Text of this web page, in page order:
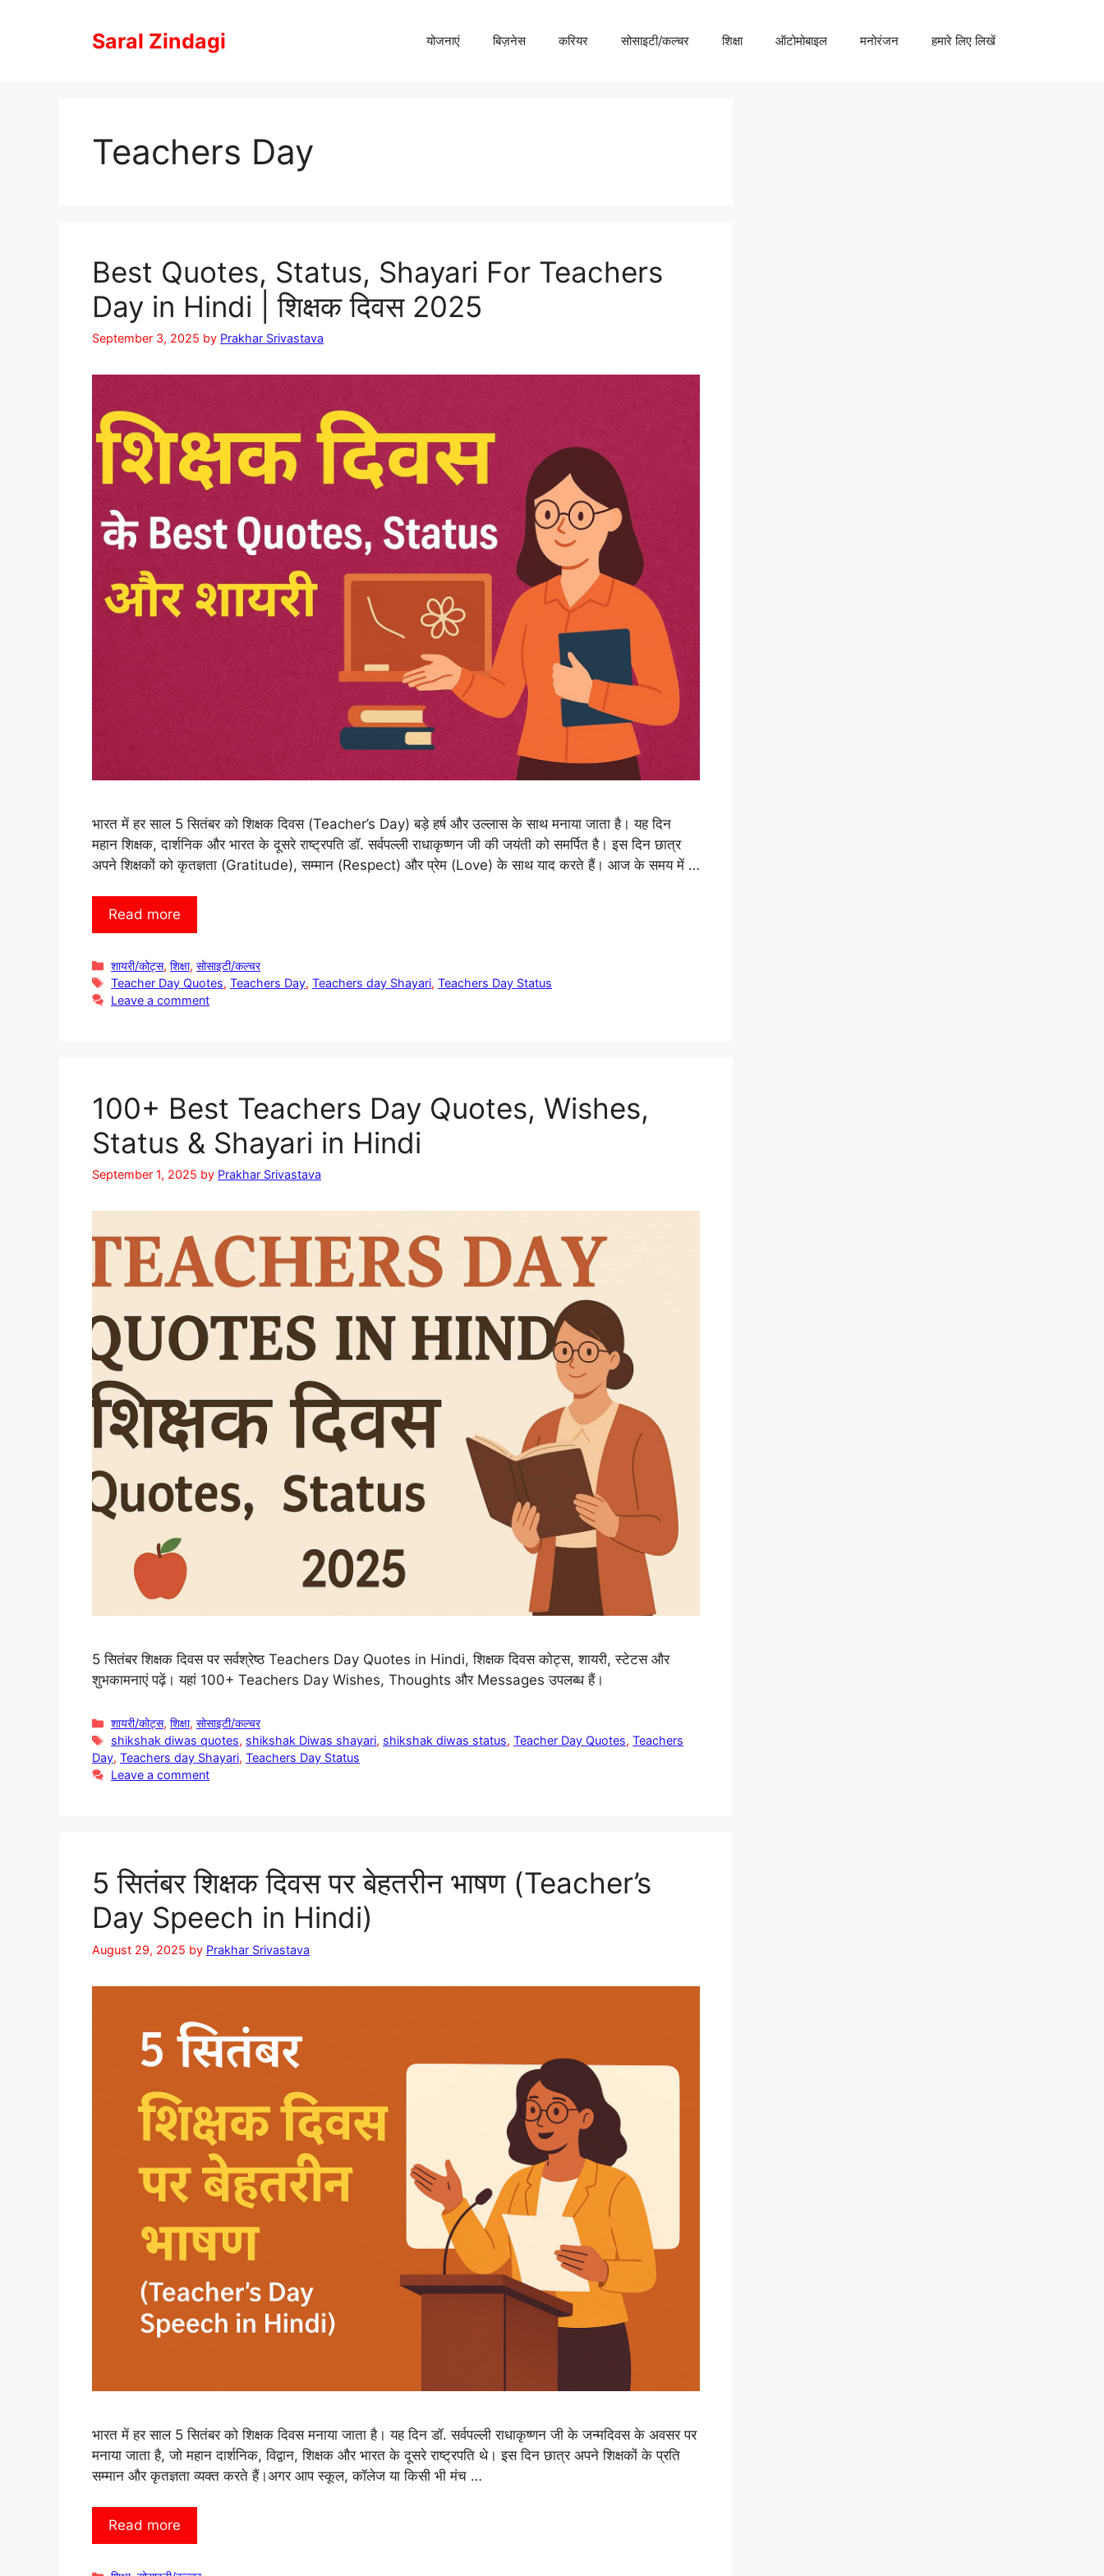
Saral Zindagi योजनाएं बिज़नेस करियर सोसाइटी/कल्चर शिक्षा ऑटोमोबाइल मनोरंजन हमारे लिए लिखें
Teachers Day
Best Quotes, Status, Shayari For Teachers
Day in Hindi | शिक्षक दिवस 2025
September 3, 2025 by Prakhar Srivastava
भारत में हर साल 5 सितंबर को शिक्षक दिवस (Teacher’s Day) बड़े हर्ष और उल्लास के साथ मनाया जाता है। यह दिन
महान शिक्षक, दार्शनिक और भारत के दूसरे राष्ट्रपति डॉ. सर्वपल्ली राधाकृष्णन जी की जयंती को समर्पित है। इस दिन छात्र
अपने शिक्षकों को कृतज्ञता (Gratitude), सम्मान (Respect) और प्रेम (Love) के साथ याद करते हैं। आज के समय में …
Read more
Categories
शायरी/कोट्स,शिक्षा,सोसाइटी/कल्चर
Tags
Teacher Day Quotes,Teachers Day,Teachers day Shayari,Teachers Day Status
Leave a comment
100+ Best Teachers Day Quotes, Wishes,
Status & Shayari in Hindi
September 1, 2025 by Prakhar Srivastava
5 सितंबर शिक्षक दिवस पर सर्वश्रेष्ठ Teachers Day Quotes in Hindi, शिक्षक दिवस कोट्स, शायरी, स्टेटस और
शुभकामनाएं पढ़ें। यहां 100+ Teachers Day Wishes, Thoughts और Messages उपलब्ध हैं।
Categories
शायरी/कोट्स,शिक्षा,सोसाइटी/कल्चर
Tags
shikshak diwas quotes, shikshak Diwas shayari, shikshak diwas status,Teacher Day Quotes,Teachers
Day, Teachers day Shayari, Teachers Day Status
Leave a comment
5 सितंबर शिक्षक दिवस पर बेहतरीन भाषण (Teacher’s
Day Speech in Hindi)
August 29, 2025 by Prakhar Srivastava
भारत में हर साल 5 सितंबर को शिक्षक दिवस मनाया जाता है। यह दिन डॉ. सर्वपल्ली राधाकृष्णन जी के जन्मदिवस के अवसर पर
मनाया जाता है, जो महान दार्शनिक, विद्वान, शिक्षक और भारत के दूसरे राष्ट्रपति थे। इस दिन छात्र अपने शिक्षकों के प्रति
सम्मान और कृतज्ञता व्यक्त करते हैं।अगर आप स्कूल, कॉलेज या किसी भी मंच …
Read more